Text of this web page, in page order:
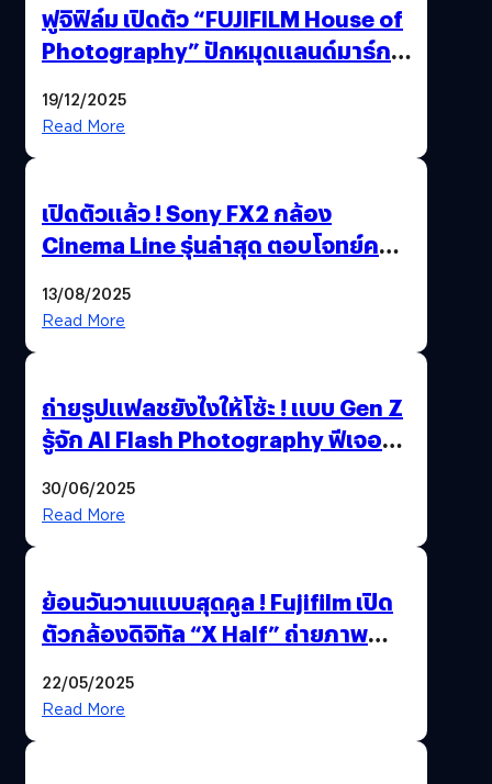
ฟูจิฟิล์ม เปิดตัว “FUJIFILM House of
Photography” ปักหมุดแลนด์มาร์ก
19/12/2025
Read More
เปิดตัวแล้ว ! Sony FX2 กล้อง
Cinema Line รุ่นล่าสุด ตอบโจทย์ครี
13/08/2025
Read More
ถ่ายรูปแฟลชยังไงให้โซ้ะ ! แบบ Gen Z
รู้จัก AI Flash Photography ฟีเจอร์
30/06/2025
Read More
ย้อนวันวานแบบสุดคูล ! Fujifilm เปิด
ตัวกล้องดิจิทัล “X Half” ถ่ายภาพ
22/05/2025
Read More